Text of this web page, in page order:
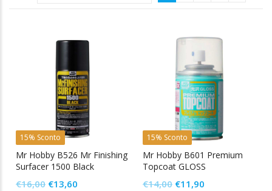
15% Sconto
Mr Hobby B526 Mr Finishing
Surfacer 1500 Black
€16,00 Il
€13,60
15% Sconto
Mr Hobby B601 Premium
Topcoat GLOSS
€14,00 Il
€11,90